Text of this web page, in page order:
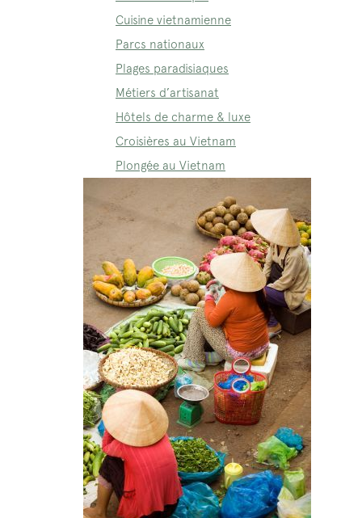
Cuisine vietnamienne
Parcs nationaux
Plages paradisiaques
Métiers d’artisanat
Hôtels de charme & luxe
Croisières au Vietnam
Plongée au Vietnam